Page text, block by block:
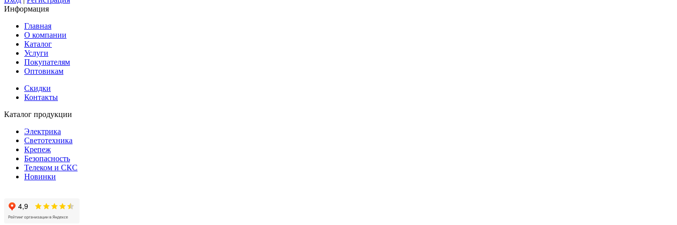
Информация
Главная
О компании
Каталог
Услуги
Покупателям
Оптовикам
Скидки
Контакты
Каталог продукции
Электрика
Светотехника
Крепеж
Безопасность
Телеком и СКС
Новинки